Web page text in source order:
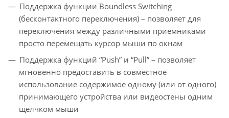
Поддержка функции Boundless Switching
(бесконтактного переключения) – позволяет для
переключения между различными приемниками
просто перемещать курсор мыши по окнам
Поддержка функций “Push” и “Pull” – позволяет
мгновенно предоставить в совместное
использование содержимое одному (или от одного)
принимающего устройства или видеостены одним
щелчком мыши